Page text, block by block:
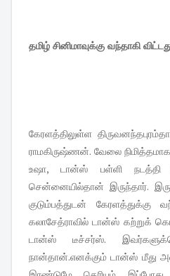
தமிழ் சினிமாவுக்கு வந்தாகி
கேரளத்திலுள்ள
ராமகிருஷ்ணன். வேலை நிமித்தமாக
உஷா, டான்ஸ் பள்ளி நடத்தி
சென்னையில்தான் இருந்தார்.
குடும்பத்துடன் கேரளத்துக்கு
கலாசேத்ராவில் டான்ஸ் கற்றுக்
டான்ஸ் டீச்சர்ஸ்.
நான்தான்.எனக்கும் டான்ஸ் மீது